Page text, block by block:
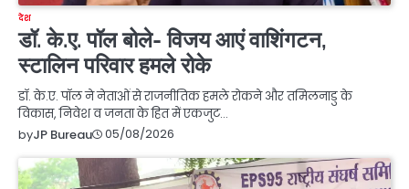
देश
डॉ. के.ए. पॉल बोले- विजय आएं वाशिंगटन,
स्टालिन परिवार हमले रोके
डॉ. के.ए. पॉल ने नेताओं से राजनीतिक हमले रोकने और तमिलनाडु के
विकास, निवेश व जनता के हित में एकजुट…
byJP Bureau 05/08/2026